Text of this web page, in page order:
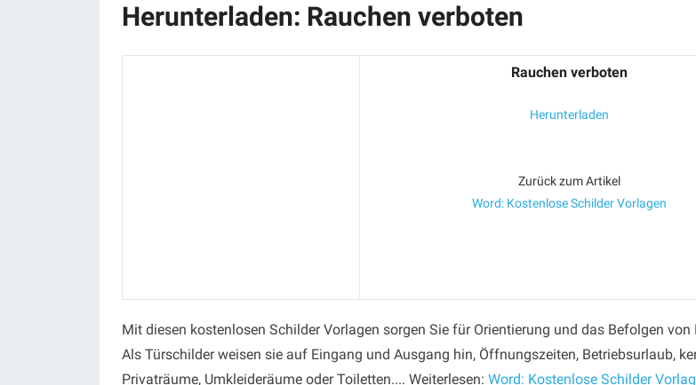
Herunterladen: Rauchen verboten
Rauchen verboten
Herunterladen
Zurück zum Artikel
Word: Kostenlose Schilder Vorlagen
Mit diesen kostenlosen Schilder Vorlagen sorgen Sie für Orientierung und das Befolgen von
Als Türschilder weisen sie auf Eingang und Ausgang hin, Öffnungszeiten, Betriebsurlaub,
Privaträume, Umkleideräume oder Toiletten.... Weiterlesen: Word: Kostenlose Schilder